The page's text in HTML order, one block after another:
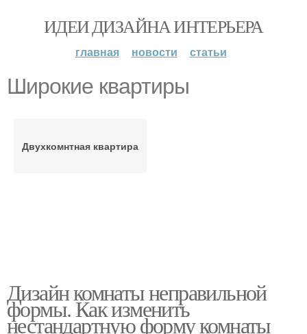
ИДЕИ ДИЗАЙНА ИНТЕРЬЕРА
главная новости статьи
Широкие квартиры
Двухкомнтная квартира
Дизайн комнаты неправильной
формы. Как изменить
нестандартную форму комнаты